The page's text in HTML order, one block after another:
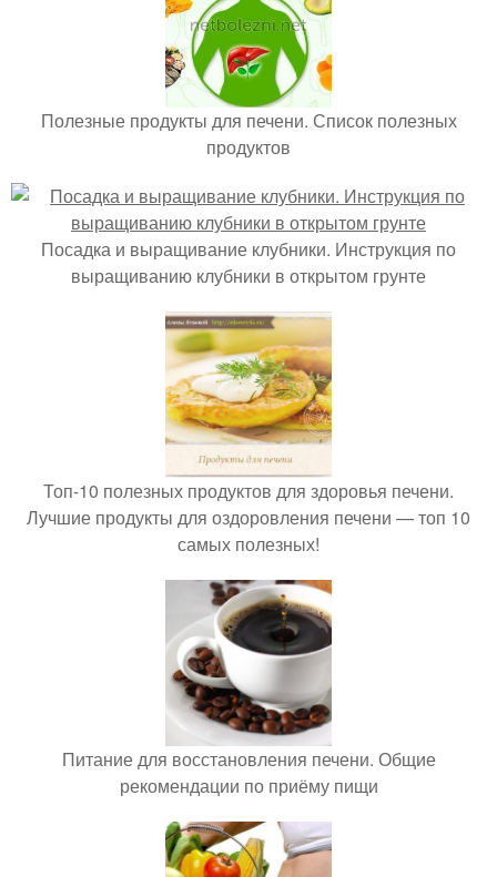
Полезные продукты для печени. Список полезных
продуктов
Посадка и выращивание клубники. Инструкция по
выращиванию клубники в открытом грунте
Топ-10 полезных продуктов для здоровья печени.
Лучшие продукты для оздоровления печени — топ 10
самых полезных!
Питание для восстановления печени. Общие
рекомендации по приёму пищи